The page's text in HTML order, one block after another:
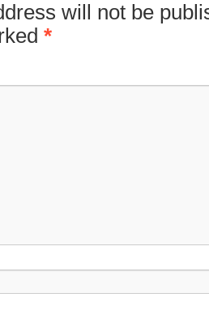
will not be
*